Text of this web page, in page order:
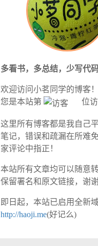
多看书，多总结，少写代码
欢迎访问小茗同学的博客！
您是本站第
位访
这里所有博客都是我自己
笔记，错误和疏漏在所难
家评论中指正！
本站所有文章均可以随意
保留署名和原文链接，谢谢
即日起，本站已启用全新
http://haoji.me(好记么)